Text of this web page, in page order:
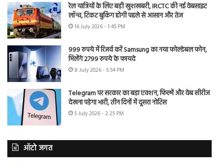
रेल यात्रियों के लिए बड़ी खुशखबरी, IRCTC की नई वेबसाइट
लॉन्च, टिकट बुकिंग होगी पहले से आसान और तेज
16 July 2026 - 1:45 PM
999 रुपये में रिजर्व करें Samsung का नया फोल्डेबल फोन,
मिलेंगे 2799 रुपये के फायदे
8 July 2026 - 5:54 PM
Telegram पर सरकार का बड़ा एक्शन, फिल्में और वेब सीरीज
देखना पड़ेगा भारी, तीन दिनों में दूसरा नोटिस
5 July 2026 - 2:25 PM
ऑटो जगत